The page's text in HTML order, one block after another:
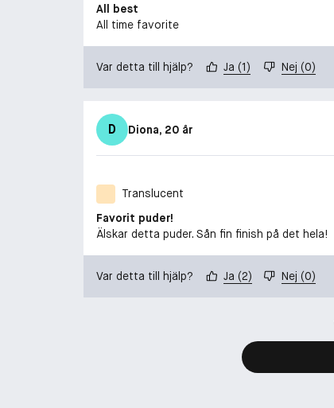
All best
All time favorite
Var detta till hjälp? Ja (1) Nej (0)
D Diona, 20 år
Translucent
Favorit puder!
Älskar detta puder. Sån fin finish på det hela!
Var detta till hjälp? Ja (2) Nej (0)